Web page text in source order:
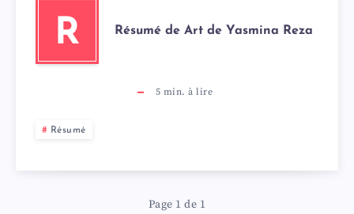
R Résumé de Art de Yasmina Reza
5 min. à lire
Résumé
Page 1 de 1